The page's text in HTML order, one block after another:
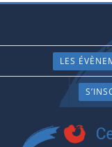
Passer
contenu
LES